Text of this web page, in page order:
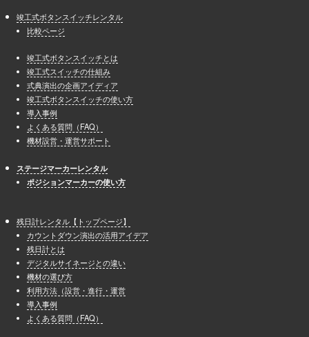
竣工式ボタンスイッチレンタル
比較ページ
竣工式ボタンスイッチとは
竣工式スイッチの仕組み
式典演出の企画アイディア
竣工式ボタンスイッチの使い方
導入事例
よくある質問（FAQ）
機材設営・運営サポート
ステージマーカーレンタル
ポジションマーカーの使い方
残日計レンタル【トップページ】
カウントダウン演出の活用アイデア
残日計とは
デジタルサイネージとの違い
機材の選び方
利用方法（設営・進行・運営
導入事例
よくある質問（FAQ）